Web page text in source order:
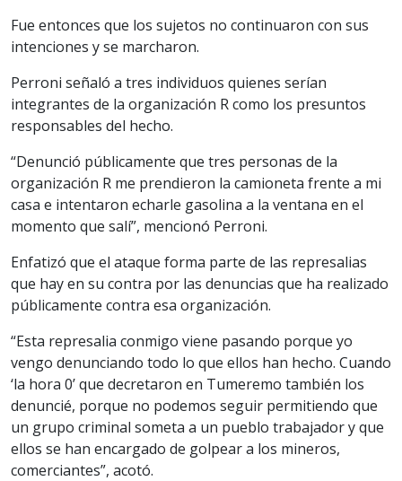
Fue entonces que los sujetos no continuaron con sus
intenciones y se marcharon.
Perroni señaló a tres individuos quienes serían
integrantes de la organización R como los presuntos
responsables del hecho.
“Denunció públicamente que tres personas de la
organización R me prendieron la camioneta frente a mi
casa e intentaron echarle gasolina a la ventana en el
momento que salí”, mencionó Perroni.
Enfatizó que el ataque forma parte de las represalias
que hay en su contra por las denuncias que ha realizado
públicamente contra esa organización.
“Esta represalia conmigo viene pasando porque yo
vengo denunciando todo lo que ellos han hecho. Cuando
‘la hora 0’ que decretaron en Tumeremo también los
denuncié, porque no podemos seguir permitiendo que
un grupo criminal someta a un pueblo trabajador y que
ellos se han encargado de golpear a los mineros,
comerciantes”, acotó.